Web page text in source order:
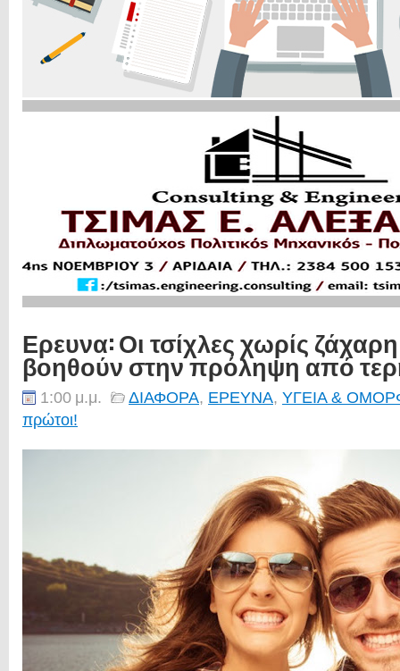
Ερευνα: Οι τσίχλες χωρίς
βοηθούν στην πρόληψη από
1:00 μ.μ. ΔΙΑΦΟΡΑ, ΕΡΕΥΝΑ, ΥΓΕΙΑ &
πρώτοι!